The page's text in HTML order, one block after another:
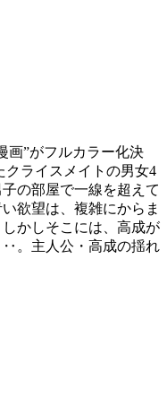
画”がフルカラー化決
クライスメイトの男女4
の部屋で一線を超えて
欲望は、複雑にからま
かしそこには、高成が
。主人公・高成の揺れ